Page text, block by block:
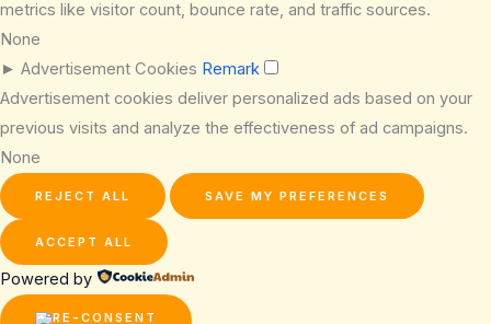
metrics like visitor count, bounce rate, and traffic sources.
None
► Advertisement Cookies Remark
Advertisement cookies deliver personalized ads based on your
previous visits and analyze the effectiveness of ad campaigns.
None
REJECT ALL SAVE MY PREFERENCES
ACCEPT ALL
Powered by